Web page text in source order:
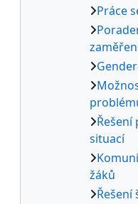
Práce
Řešení
situací
žáků
Řešení